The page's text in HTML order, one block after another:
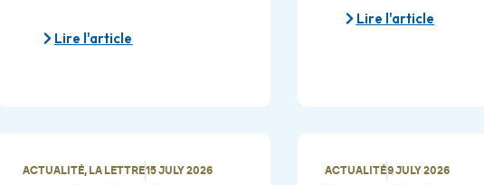
Lire l'article
Lire l'article
ACTUALITÉ, LA LETTRE15 JULY 2026 ACTUALITÉ9 JULY 2026